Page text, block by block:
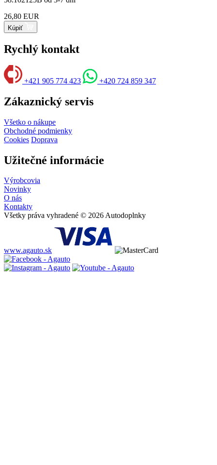
26,80 EUR
Kúpiť
Rychlý kontakt
+421 905 774 423 +420 724 859 347
Zákaznický servis
Všetko o nákupe
Obchodné podmienky
Cookies Doprava
Užitečné informácie
Výrobcovia
Novinky
O nás
Kontakty
Všetky práva vyhradené © 2026 Autodoplnky
www.agauto.sk